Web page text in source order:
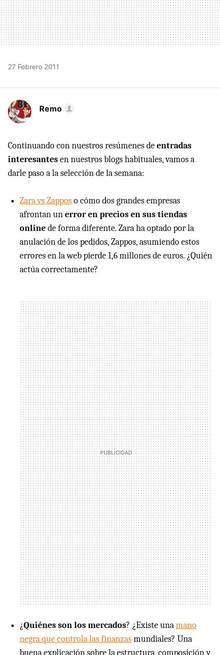
27 Febrero 2011
Remo
Continuando con nuestros resúmenes deentradas
interesantesen nuestros blogs habituales, vamos a
darle paso a la selección de la semana:
Zara vs Zapposo cómo dos grandes empresas
afrontan unerror en precios en sus tiendas
onlinede forma diferente. Zara ha optado por la
anulación de los pedidos, Zappos, asumiendo estos
errores en la web pierde 1,6 millones de euros. ¿Quién
actúa correctamente?
¿Quiénes son los mercados? ¿Existe unamano
negra que controla las finanzasmundiales? Una
buena explicación sobre la estructura, composición y